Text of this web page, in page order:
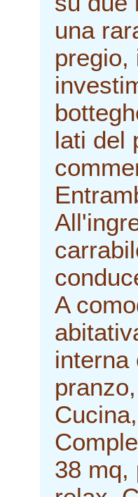
una
pregio,
lati del
A
interna
38 mq,